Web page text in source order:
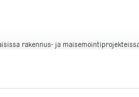
rakennus- ja
selkeän käsityksen siitä, mitä voit